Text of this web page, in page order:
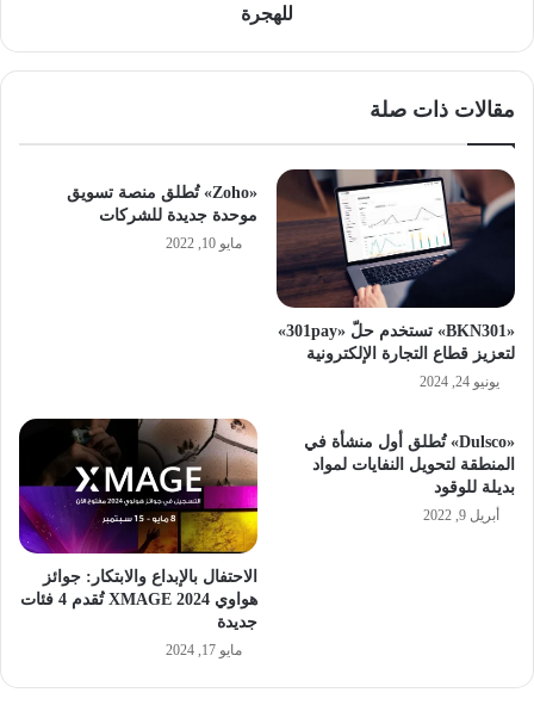
للهجرة
مقالات ذات صلة
«BKN301» تستخدم حلّ «301pay»
لتعزيز قطاع التجارة الإلكترونية
يونيو 24, 2024
«Zoho» تُطلق منصة تسويق
موحدة جديدة للشركات
مايو 10, 2022
«Dulsco» تُطلق أول منشأة في
المنطقة لتحويل النفايات لمواد
بديلة للوقود
أبريل 9, 2022
الاحتفال بالإبداع والابتكار: جوائز
هواوي XMAGE 2024 تُقدم 4 فئات
جديدة
مايو 17, 2024